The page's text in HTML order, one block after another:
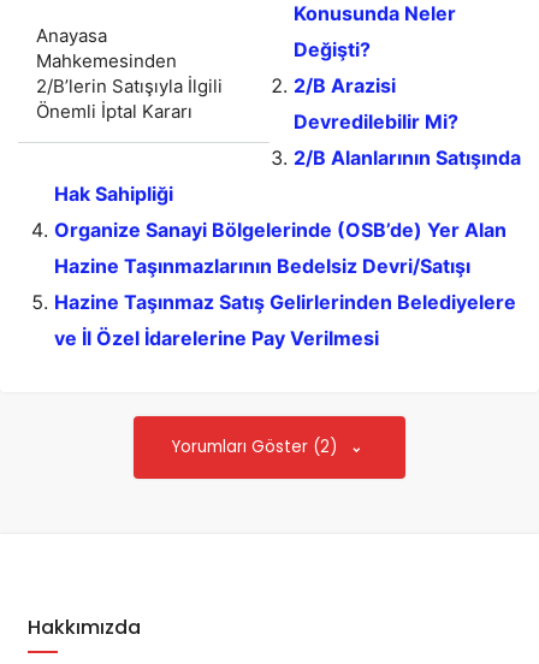
Anayasa
Mahkemesinden
2/B’lerin Satışıyla İlgili
Önemli İptal Kararı
Konusunda Neler
Değişti?
2/B Arazisi
Devredilebilir Mi?
2/B Alanlarının Satışında
Hak Sahipliği
Organize Sanayi Bölgelerinde (OSB’de) Yer Alan
Hazine Taşınmazlarının Bedelsiz Devri/Satışı
Hazine Taşınmaz Satış Gelirlerinden Belediyelere
ve İl Özel İdarelerine Pay Verilmesi
Yorumları Göster (2)
Hakkımızda